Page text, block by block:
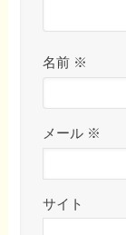
名前 ※
メール ※
サイト